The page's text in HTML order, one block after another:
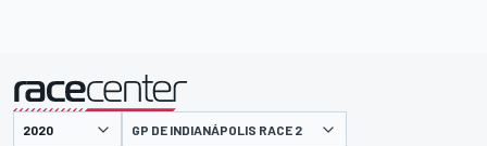
presentado por GP DE INDIANÁPOLIS RACE 2